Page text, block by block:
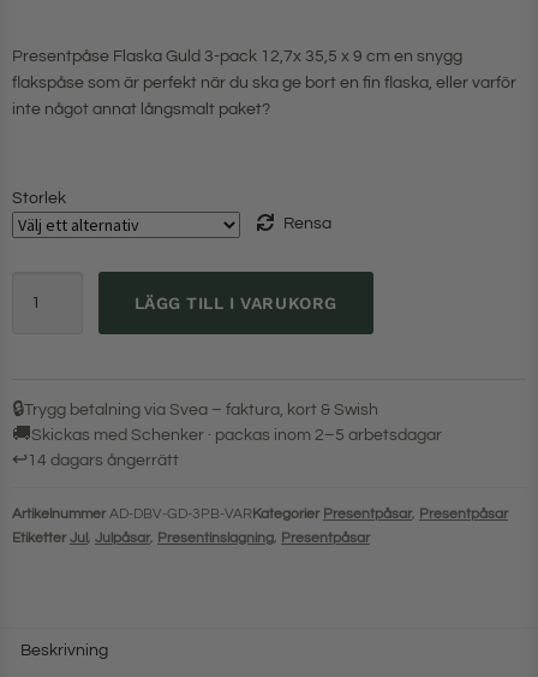
Presentpåse Flaska Guld 3-pack 12,7x 35,5 x 9 cm en snygg
flakspåse som är perfekt när du ska ge bort en fin flaska, eller varför
inte något annat långsmalt paket?
Storlek
Rensa
LÄGG TILL I VARUKORG
🔒Trygg betalning via Svea – faktura, kort & Swish
🚚Skickas med Schenker · packas inom 2–5 arbetsdagar
↩14 dagars ångerrätt
ArtikelnummerAD-DBV-GD-3PB-VARKategorier Presentpåsar, Presentpåsar
Etiketter Jul, Julpåsar, Presentinslagning, Presentpåsar
Beskrivning